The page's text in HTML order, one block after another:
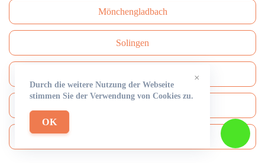
Mönchengladbach
Solingen
×
Durch die weitere Nutzung der Webseite
stimmen Sie der Verwendung von Cookies zu.
OK